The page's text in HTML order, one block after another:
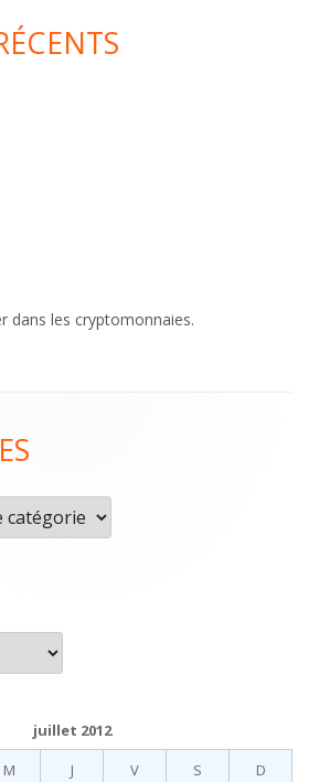
dans les cryptomonnaies.
juillet 2012
M J V S D